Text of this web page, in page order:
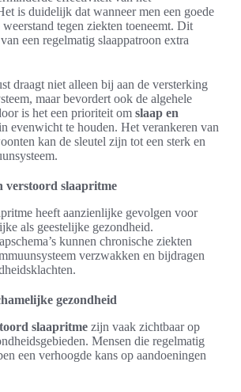
is duidelijk dat wanneer men een goede
tegen ziekten toeneemt. Dit
een regelmatig slaappatroon extra
draagt niet alleen bij aan de versterking
maar bevordert ook de algehele
is het een prioriteit om slaap en
evenwicht te houden. Het verankeren van
kan de sleutel zijn tot een sterk en
verstoord slaapritme
heeft aanzienlijke gevolgen voor
als geestelijke gezondheid.
kunnen chronische ziekten
verzwakken en bijdragen
gezondheid
slaapritme zijn vaak zichtbaar op
Mensen die regelmatig
een verhoogde kans op aandoeningen